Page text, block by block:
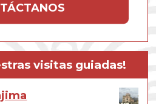
visitas guiadas!